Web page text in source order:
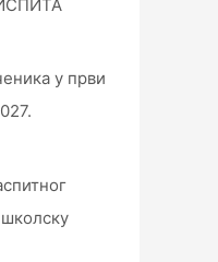
у први